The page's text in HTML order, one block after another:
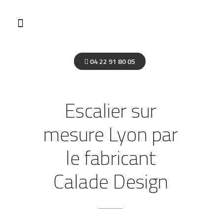
04 22 91 80 05
Escalier sur
mesure Lyon par
le fabricant
Calade Design